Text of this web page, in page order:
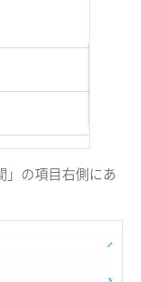
」の項目右側にあ